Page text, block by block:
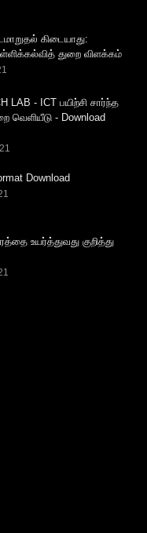
கிடையாது:
துறை விளக்கம்
LAB - ICT பயிற்சி சார்ந்த
வெளியீடு - Download
Download
உயர்த்துவது குறித்து